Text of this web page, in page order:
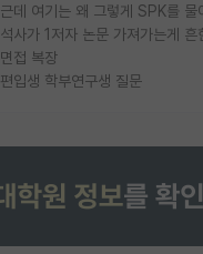
근데 여기는 왜 그렇게 SPK를 물
석사가 1저자 논문 가져가는게 흔
면접 복장
편입생 학부연구생 질문